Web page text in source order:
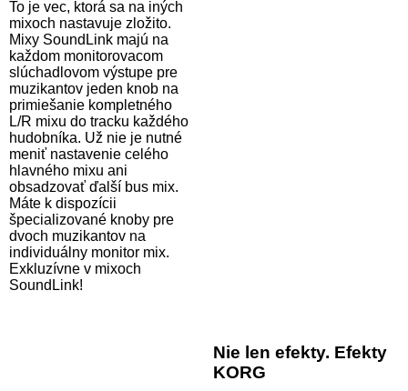
To je vec, ktorá sa na iných
mixoch nastavuje zložito.
Mixy SoundLink majú na
každom monitorovacom
slúchadlovom výstupe pre
muzikantov jeden knob na
primiešanie kompletného
L/R mixu do tracku každého
hudobníka. Už nie je nutné
meniť nastavenie celého
hlavného mixu ani
obsadzovať ďalší bus mix.
Máte k dispozícii
špecializované knoby pre
dvoch muzikantov na
individuálny monitor mix.
Exkluzívne v mixoch
SoundLink!
Nie len efekty. Efekty
KORG